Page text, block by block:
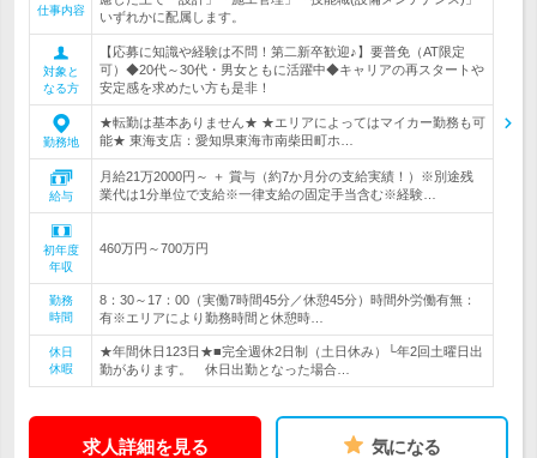
仕事内容
いずれかに配属します。
対象と
なる方
【応募に知識や経験は不問！第二新卒歓迎♪】要普免（AT限定
可）◆20代～30代・男女ともに活躍中◆キャリアの再スタートや
安定感を求めたい方も是非！
勤務地
★転勤は基本ありません★ ★エリアによってはマイカー勤務も可
能★ 東海支店：愛知県東海市南柴田町ホ…
給与
月給21万2000円～ ＋ 賞与（約7か月分の支給実績！）※別途残
業代は1分単位で支給※一律支給の固定手当含む※経験…
初年度
年収
460万円～700万円
勤務
時間
8：30～17：00（実働7時間45分／休憩45分）時間外労働有無：
有※エリアにより勤務時間と休憩時…
休日
休暇
★年間休日123日★■完全週休2日制（土日休み）└年2回土曜日出
勤があります。 休日出勤となった場合…
求人詳細を見る 気になる